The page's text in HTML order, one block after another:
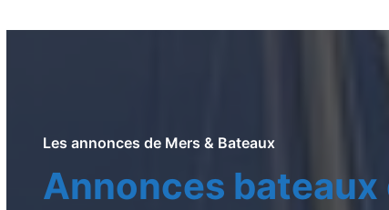
Les annonces de Mers & Bateaux
Annonces bateaux